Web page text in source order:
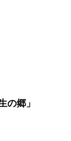
の郷」